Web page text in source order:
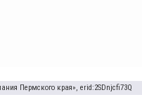
Пермского края», erid:2SDnjcfi73Q